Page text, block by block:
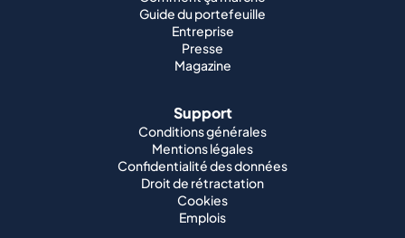
Guide du portefeuille
Entreprise
Presse
Magazine
Support
Conditions générales
Mentions légales
Confidentialité des données
Droit de rétractation
Cookies
Emplois